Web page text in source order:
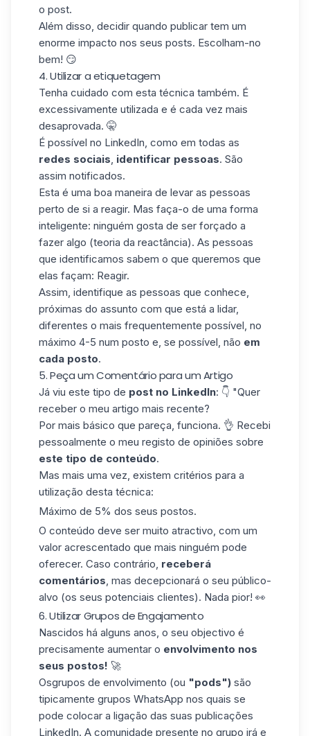
o post.
Além disso, decidir quando publicar tem um
enorme impacto nos seus posts. Escolham-no
bem! 😏
4. Utilizar a etiquetagem
Tenha cuidado com esta técnica também. É
excessivamente utilizada e é cada vez mais
desaprovada. 🤫
É possível no LinkedIn, como em todas as
redes sociais, identificar pessoas. São
assim notificados.
Esta é uma boa maneira de levar as pessoas
perto de si a reagir. Mas faça-o de uma forma
inteligente: ninguém gosta de ser forçado a
fazer algo (teoria da reactância). As pessoas
que identificamos sabem o que queremos que
elas façam: Reagir.
Assim, identifique as pessoas que conhece,
próximas do assunto com que está a lidar,
diferentes o mais frequentemente possível, no
máximo 4-5 num posto e, se possível, não em
cada posto.
5. Peça um Comentário para um Artigo
Já viu este tipo de post no LinkedIn: 👇 "Quer
receber o meu artigo mais recente?
Por mais básico que pareça, funciona. 👌 Recebi
pessoalmente o meu registo de opiniões sobre
este tipo de conteúdo.
Mas mais uma vez, existem critérios para a
utilização desta técnica:
Máximo de 5% dos seus postos.
O conteúdo deve ser muito atractivo, com um
valor acrescentado que mais ninguém pode
oferecer. Caso contrário, receberá
comentários , mas decepcionará o seu público-
alvo (os seus potenciais clientes). Nada pior! 👀
6. Utilizar Grupos de Engajamento
Nascidos há alguns anos, o seu objectivo é
precisamente aumentar o envolvimento nos
seus postos! 🚀
Osgrupos de envolvimento (ou "pods") são
tipicamente grupos WhatsApp nos quais se
pode colocar a ligação das suas publicações
LinkedIn. A comunidade presente no grupo irá e